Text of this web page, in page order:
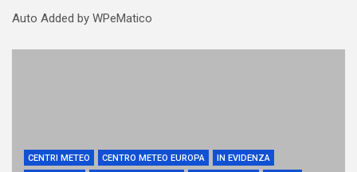
Auto Added by WPeMatico
CENTRI METEO CENTRO METEO EUROPA
IN EVIDENZA